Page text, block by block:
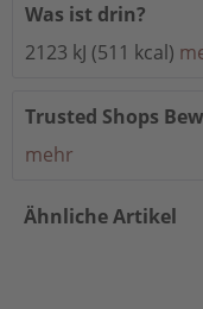
Was ist drin?
2123 kJ (511 kcal)
Trusted Shops
mehr
Ähnliche Artikel